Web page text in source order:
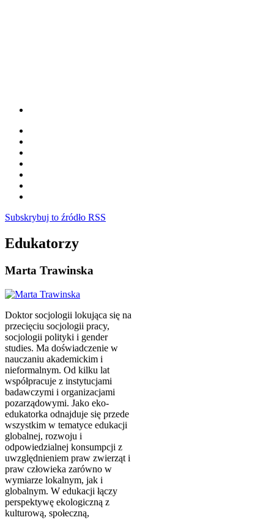
Subskrybuj to źródło RSS
Edukatorzy
Marta Trawinska
Doktor socjologii lokująca się na
przecięciu socjologii pracy,
socjologii polityki i gender
studies. Ma doświadczenie w
nauczaniu akademickim i
nieformalnym. Od kilku lat
współpracuje z instytucjami
badawczymi i organizacjami
pozarządowymi. Jako eko-
edukatorka odnajduje się przede
wszystkim w tematyce edukacji
globalnej, rozwoju i
odpowiedzialnej konsumpcji z
uwzględnieniem praw zwierząt i
praw człowieka zarówno w
wymiarze lokalnym, jak i
globalnym. W edukacji łączy
perspektywę ekologiczną z
kulturową, społeczną,